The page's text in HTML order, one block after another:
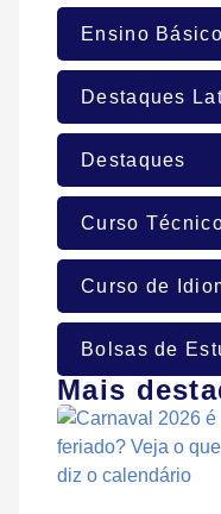
Ensino Básico
Destaques
Destaques
Curso
Curso de
Bolsas de
Mais